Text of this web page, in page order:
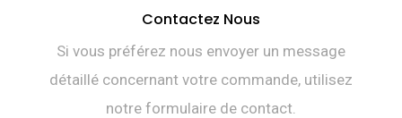
Contactez Nous
Si vous préférez nous envoyer un message
détaillé concernant votre commande, utilisez
notre formulaire de contact.